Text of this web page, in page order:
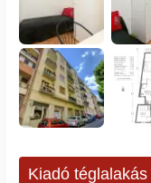
Kiadó téglalakás